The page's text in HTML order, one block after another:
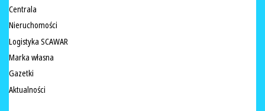
Centrala
Nieruchomości
Logistyka SCAWAR
Marka własna
Gazetki
Aktualności